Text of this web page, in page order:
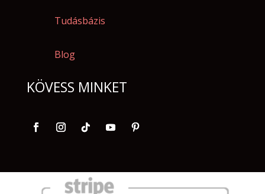
Tudásbázis
Blog
KÖVESS MINKET